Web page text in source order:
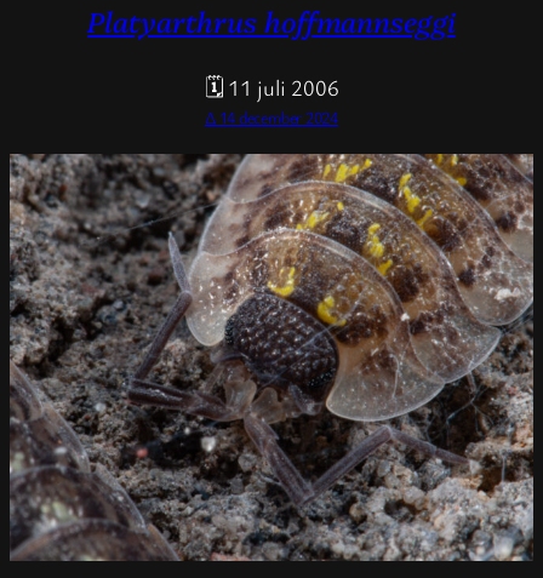
Platyarthrus hoffmannseggi
🗓 11 juli 2006
Δ 14 december 2024